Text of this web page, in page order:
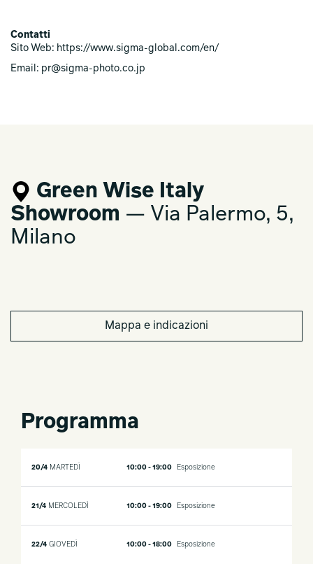
Contatti
Sito Web: https://www.sigma-global.com/en/
Email: pr@sigma-photo.co.jp
Green Wise Italy
Showroom — Via Palermo, 5,
Milano
Mappa e indicazioni
Programma
20/4 MARTEDÌ 10:00 - 19:00 Esposizione
21/4 MERCOLEDÌ 10:00 - 19:00 Esposizione
22/4 GIOVEDÌ 10:00 - 18:00 Esposizione